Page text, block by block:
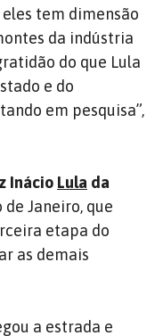
tem dimensão
da indústria
do que Lula
e do
em pesquisa”,
Inácio Lula da
Janeiro, que
etapa do
as demais
a estrada e